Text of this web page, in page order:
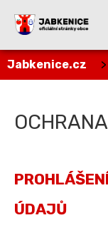
Jabkenice.cz >
ÚDAJŮ